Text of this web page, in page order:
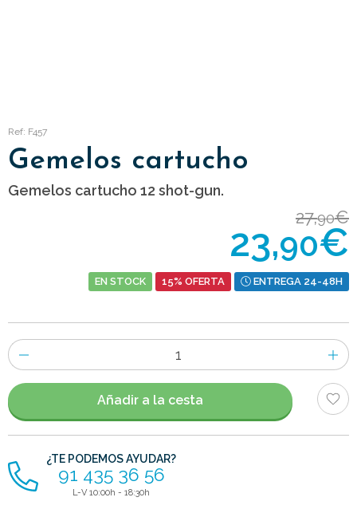
Ref: F457
Gemelos cartucho
Gemelos cartucho 12 shot-gun.
27,90€
23,90€
EN STOCK 15% OFERTA ENTREGA 24-48H
Número
de
artículos
Añadir a la cesta
¿TE PODEMOS AYUDAR?
91 435 36 56
L-V 10:00h - 18:30h